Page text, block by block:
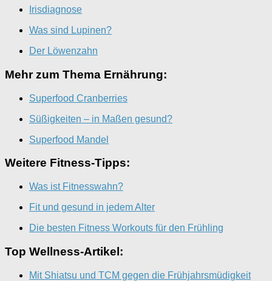
Irisdiagnose
Was sind Lupinen?
Der Löwenzahn
Mehr zum Thema Ernährung:
Superfood Cranberries
Süßigkeiten – in Maßen gesund?
Superfood Mandel
Weitere Fitness-Tipps:
Was ist Fitnesswahn?
Fit und gesund in jedem Alter
Die besten Fitness Workouts für den Frühling
Top Wellness-Artikel:
Mit Shiatsu und TCM gegen die Frühjahrsmüdigkeit